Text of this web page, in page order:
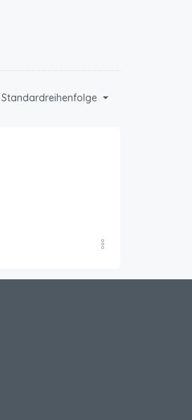
Standardreihenfolge